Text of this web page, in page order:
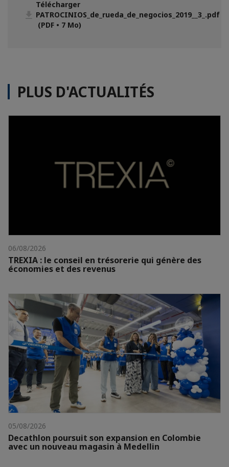
Télécharger
PATROCINIOS_de_rueda_de_negocios_2019__3_.pdf
(PDF • 7 Mo)
PLUS D'ACTUALITÉS
06/08/2026
TREXIA : le conseil en trésorerie qui génère des
économies et des revenus
05/08/2026
Decathlon poursuit son expansion en Colombie
avec un nouveau magasin à Medellin